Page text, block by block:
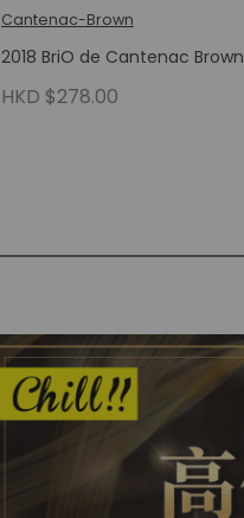
Cantenac-Brown
2018 BriO de Cantenac Brown
HKD $278.00